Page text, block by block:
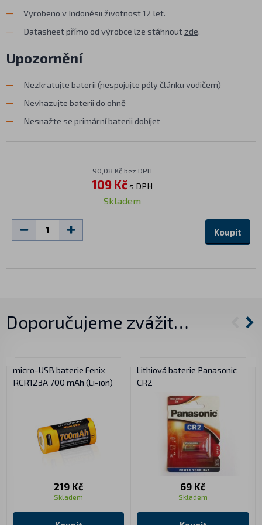
Vyrobeno v Indonésii životnost 12 let.
Datasheet přímo od výrobce lze stáhnoutzde.
Upozornění
Nezkratujte baterii (nespojujte póly článku vodičem)
Nevhazujte baterii do ohně
Nesnažte se primární baterii dobíjet
90,08 Kč bez DPH
109 Kčs DPH
Skladem
Koupit
Doporučujeme zvážit…
micro-USB baterie Fenix
RCR123A 700 mAh (Li-ion)
219 Kč
Skladem
Lithiová baterie Panasonic
CR2
69 Kč
Skladem